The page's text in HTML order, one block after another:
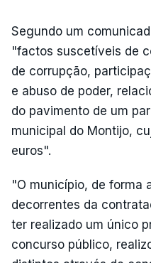
Segundo um
"factos suscetíveis de
de corrupção,
e abuso de poder,
do pavimento de um
municipal do Montijo,
euros".
"O município, de forma
decorrentes da
ter realizado um único
concurso público,